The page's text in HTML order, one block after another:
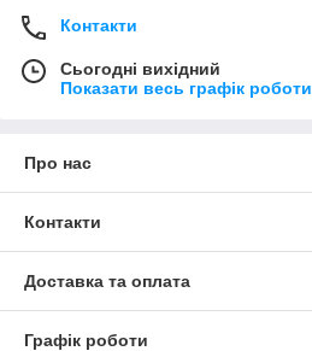
Контакти
Сьогодні вихідний
Показати весь графік роботи
Про нас
Контакти
Доставка та оплата
Графік роботи